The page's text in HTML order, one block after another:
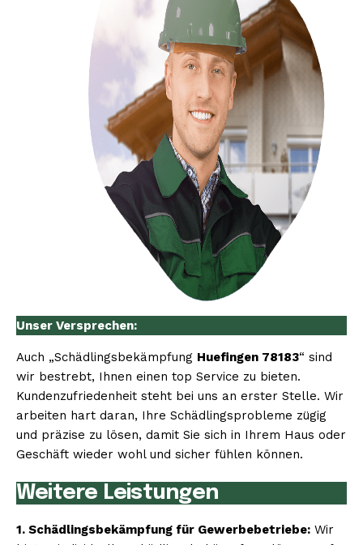
Unser Versprechen:
Auch „Schädlingsbekämpfung Huefingen 78183“ sind
wir bestrebt, Ihnen einen top Service zu bieten.
Kundenzufriedenheit steht bei uns an erster Stelle. Wir
arbeiten hart daran, Ihre Schädlingsprobleme zügig
und präzise zu lösen, damit Sie sich in Ihrem Haus oder
Geschäft wieder wohl und sicher fühlen können.
Weitere Leistungen
1. Schädlingsbekämpfung für Gewerbebetriebe: Wir